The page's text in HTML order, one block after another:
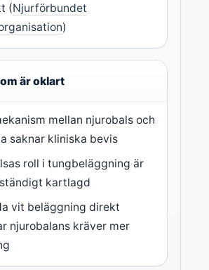
(Njurförbundet
)
är oklart
mellan njurobals och
saknar kliniska bevis
roll i tungbeläggning är
kartlagd
vit beläggning direkt
njurobalans kräver mer